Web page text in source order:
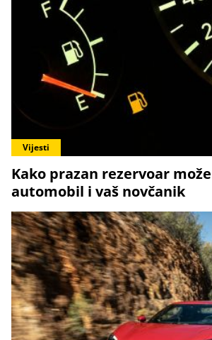
Vijesti
Kako prazan rezervoar
automobil i vaš novčanik